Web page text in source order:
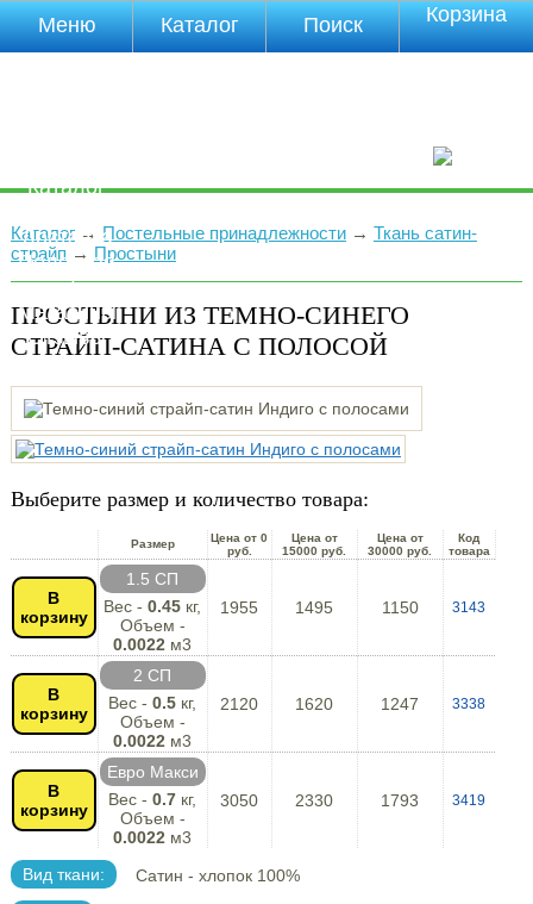
Каталог→ Постельные принадлежности→ Ткань сатин-
страйп → Простыни
ПРОСТЫНИ ИЗ ТЕМНО-СИНЕГО
СТРАЙП-САТИНА С ПОЛОСОЙ
Выберите размер и количество товара:
Размер
Цена от 0
руб.
Цена от
15000 руб.
Цена от
30000 руб.
Код
товара
В
корзину
1.5 СП
Вес -0.45 кг,
Объем -
0.0022 м3
1955 1495 1150 3143
В
корзину
2 СП
Вес -0.5 кг,
Объем -
0.0022 м3
2120 1620 1247 3338
В
корзину
Евро Макси
Вес -0.7 кг,
Объем -
0.0022 м3
3050 2330 1793 3419
Вид ткани: Сатин - хлопок 100%
Меню
Каталог
Доставка
Полезная
инфа
Магазины
Отзывы
Видео
Каталог Поиск Корзина